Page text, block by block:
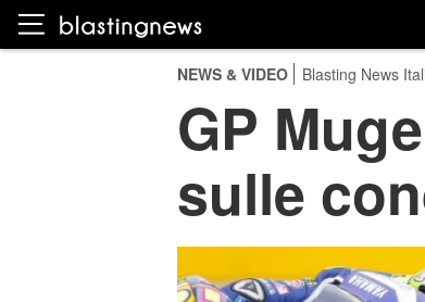
NEWS & VIDEO Blasting News
GP
sulle